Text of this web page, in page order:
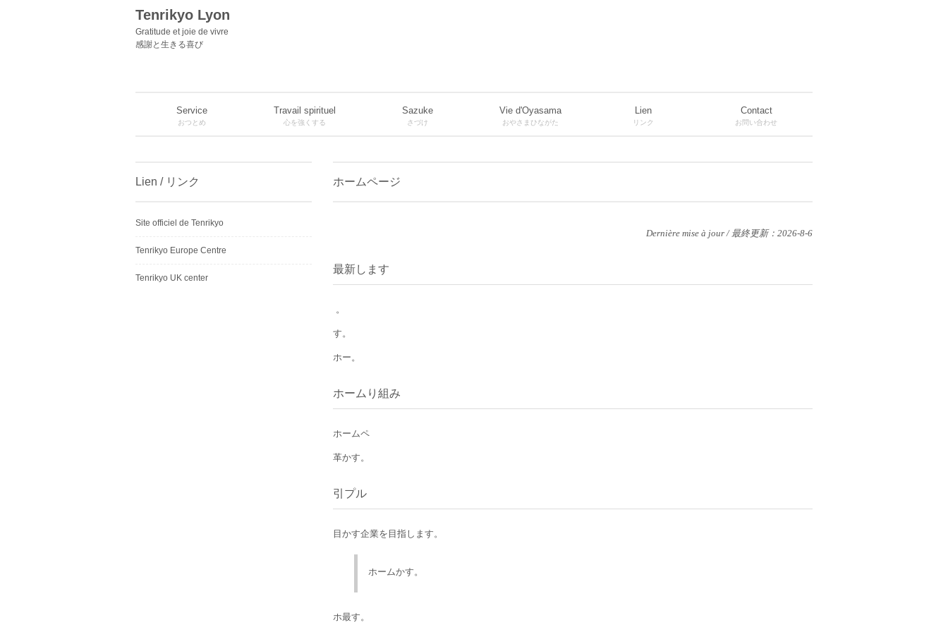
Tenrikyo Lyon
Gratitude et joie de vivre
感謝と生きる喜び
Service
おつとめ
Travail spirituel
心を強くする
Sazuke
さづけ
Vie d'Oyasama
おやさまひながた
Lien
リンク
Contact
お問い合わせ
ホームページ
Dernière mise à jour / 最終更新：2026-8-6
最新します
。
す。
ホー。
ホームり組み
ホームペ
革かす。
引プル
目かす企業を目指します。
ホームかす。
ホ最す。
Lien / リンク
Site officiel de Tenrikyo
Tenrikyo Europe Centre
Tenrikyo UK center